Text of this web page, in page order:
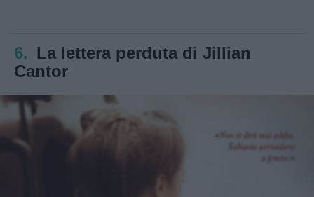
6. La lettera perduta di Jillian
Cantor